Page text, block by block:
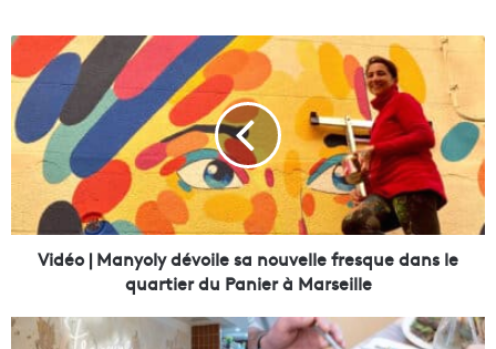
V
i
d
é
o
M
a
l
Vidéo | Manyoly dévoile sa nouvelle fresque dans le
quartier du Panier à Marseille
F